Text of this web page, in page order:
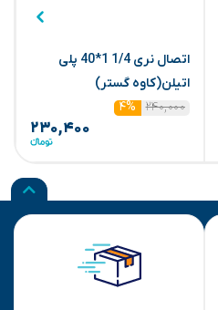
اتصال نری 1/4 1*40 پلی
اتیلن(کاوه گستر)
۲۴۰,۰۰۰
۴%
۲۳۰,۴۰۰